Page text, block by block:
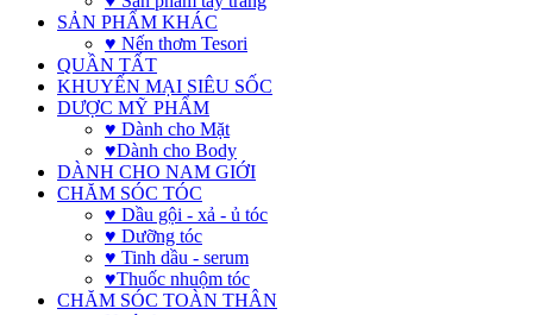
SẢN PHẨM KHÁC
♥ Nến thơm Tesori
QUẦN TẤT
KHUYẾN MẠI SIÊU SỐC
DƯỢC MỸ PHẨM
♥ Dành cho Mặt
♥Dành cho Body
DÀNH CHO NAM GIỚI
CHĂM SÓC TÓC
♥ Dầu gội - xả - ủ tóc
♥ Dưỡng tóc
♥ Tinh dầu - serum
♥Thuốc nhuộm tóc
CHĂM SÓC TOÀN THÂN